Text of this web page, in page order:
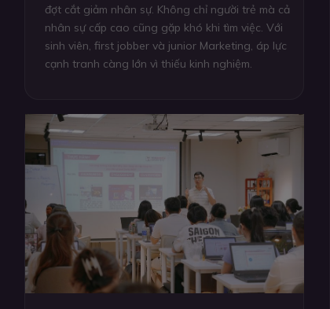
đợt cắt giảm nhân sự. Không chỉ người trẻ mà cả
nhân sự cấp cao cũng gặp khó khi tìm việc. Với
sinh viên, first jobber và junior Marketing, áp lực
cạnh tranh càng lớn vì thiếu kinh nghiệm.